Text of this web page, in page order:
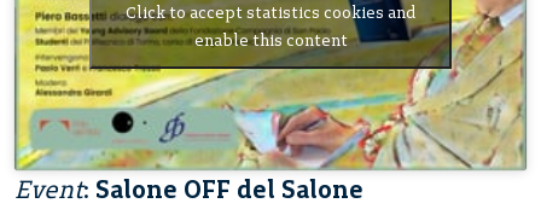
Click to accept statistics cookies and
enable this content
Event: Salone OFF del Salone